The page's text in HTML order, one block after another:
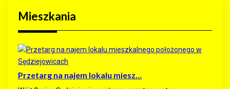
Mieszkania
Przetarg na najem lokalu miesz…